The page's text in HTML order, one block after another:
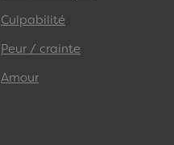
Culpabilité
Peur / crainte
Amour